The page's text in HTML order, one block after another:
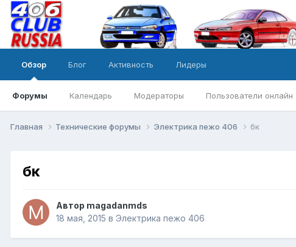
Обзор
Форумы Календарь Модераторы Пользователи онлайн
Блог Активность Лидеры
Главная Технические форумы Электрика пежо 406 бк
бк
Автор magadanmds
18 мая, 2015 в Электрика пежо 406